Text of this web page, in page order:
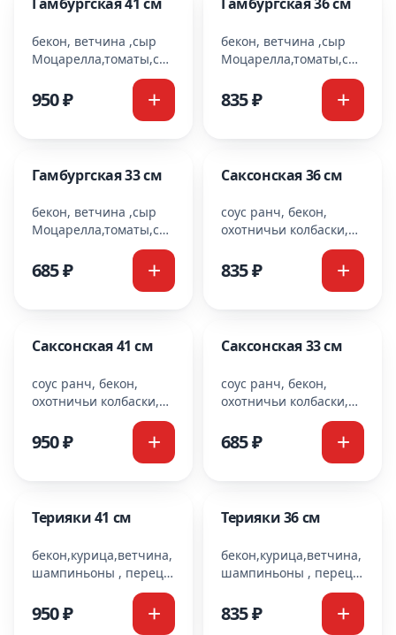
бекон, ветчина ,сыр
Моцарелла,томаты,соленые
маслины,соус
ранч,соус
950 ₽
бекон, ветчина ,сыр
Моцарелла,томаты,соленые
маслины,соус
ранч,соус
835 ₽
Гамбургская 33 см
бекон, ветчина ,сыр
Моцарелла,томаты,соленые
маслины,соус
685 ₽
Саксонская 36 см
соус ранч, бекон,
охотничьи колбаски,
огурцы,красный
835 ₽
Саксонская 41 см
соус ранч, бекон,
охотничьи колбаски,
огурцы,красный
лук,сыр
950 ₽
Саксонская 33 см
соус ранч, бекон,
охотничьи колбаски,
огурцы,красный
лук,сыр
685 ₽
Терияки 41 см
бекон,курица,ветчина,
шампиньоны , перец
болгарский,кунжут,соус
ранч,соус терияки,сыр
Моцарелла
950 ₽
Терияки 36 см
бекон,курица,ветчина,
шампиньоны , перец
болгарский,кунжут,соус
ранч,соус терияки,сыр
Моцарелла
835 ₽